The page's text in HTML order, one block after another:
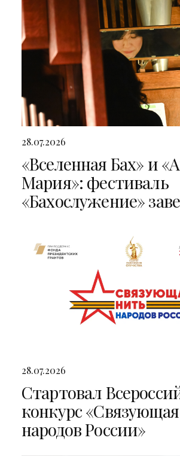
28.07.2026
«Вселенная Бах» и
Мария»: фестиваль
«Бахослужение»
28.07.2026
Стартовал
конкурс
народов России»